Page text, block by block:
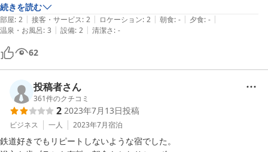
かったです。
宿もやや薄暗く、トイレに手洗い場がない、部屋にゴミ箱がついていな
い、テレビのつけかたも特殊と、使いづらいお宿でした。
ただ泊まるだけ、格安をお求めならいいと思います
続きを読む
部屋: 2 | 接客・サービス: 2 | ロケーション: 2 | 朝食: - | 夕食: - |
温泉・お風呂: 3 | 設備: 2 | 清潔さ: -
62
投稿者さん
361件のクチコミ
2 2023年7月13日投稿
ビジネス 一人 2023年7月宿泊
鉄道好きでもリピートしないような宿でした。